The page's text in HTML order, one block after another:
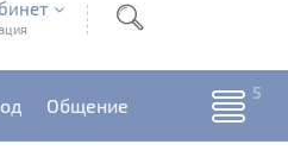
Общение